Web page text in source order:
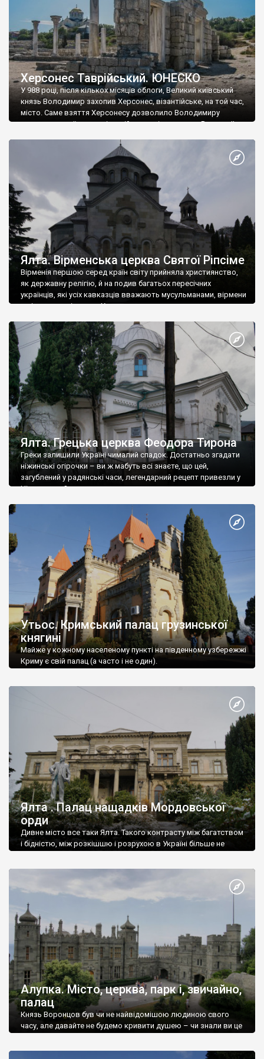
Херсонес Таврійський. ЮНЕСКО
У 988 році, після кількох місяців облоги, Великий київський
князь Володимир захопив Херсонес, візантійське, на той час,
місто. Саме взяття Херсонесу дозволило Володимиру
диктувати свої умови візантійському імператору Василю ІІ, та
Херсонесі Володимир-язичник, став Василем-християнином.
А потім було Хрещення Русі. На честь Херсонесу Таврійського
Ялта. Вірменська церква Святої Ріпсіме
Вірменія першою серед країн світу прийняла християнство,
як державну релігію, й на подив багатьох пересічних
українців, які усіх кавказців вважають мусульманами, вірмени
є відданими вірянами Христа
Ялта. Грецька церква Феодора Тирона
Греки залишили Україні чималий спадок. Достатньо згадати
ніжинські огірочки – ви ж мабуть всі знаєте, що цей,
загублений у радянські часи, легендарний рецепт привезли у
Ніжин греки?
Утьос. Кримський палац грузинської
княгині
Майже у кожному населеному пункті на південному узбережжі
Криму є свій палац (а часто і не один).
Ялта . Палац нащадків Мордовської
орди
Дивне місто все таки Ялта. Такого контрасту між багатством
і бідністю, між розкішшю і розрухою в Україні більше не
Алупка. Місто, церква, парк і, звичайно,
палац
Князь Воронцов був чи не найвідомішою людиною свого
часу, але давайте не будемо кривити душею – чи знали ви це